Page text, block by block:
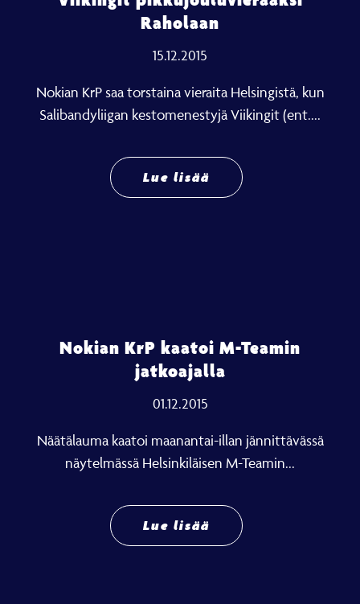
Raholaan
15.12.2015
Nokian KrP saa torstaina vieraita Helsingistä, kun
Salibandyliigan kestomenestyjä Viikingit (ent....
Lue lisää
Nokian KrP kaatoi M-Teamin
jatkoajalla
01.12.2015
Näätälauma kaatoi maanantai-illan jännittävässä
näytelmässä Helsinkiläisen M-Teamin...
Lue lisää